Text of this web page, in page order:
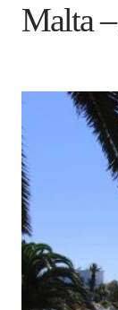
Malta